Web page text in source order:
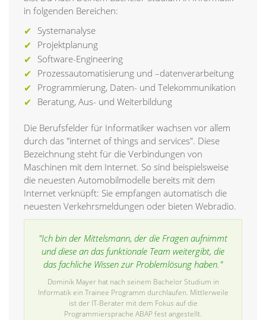
in folgenden Bereichen:
Systemanalyse
Projektplanung
Software-Engineering
Prozessautomatisierung und –datenverarbeitung
Programmierung, Daten- und Telekommunikation
Beratung, Aus- und Weiterbildung
Die Berufsfelder für Informatiker wachsen vor allem
durch das "internet of things and services". Diese
Bezeichnung steht für die Verbindungen von
Maschinen mit dem Internet. So sind beispielsweise
die neuesten Automobilmodelle bereits mit dem
Internet verknüpft: Sie empfangen automatisch die
neuesten Verkehrsmeldungen oder bieten Webradio.
"Ich bin der Mittelsmann, der die Fragen aufnimmt
und diese an das funktionale Team weitergibt, die
das fachliche Wissen zur Problemlösung haben."
Dominik Mayer hat nach seinem Bachelor Studium in
Informatik ein Trainee Programm durchlaufen. Mittlerweile
ist der IT-Berater mit dem Fokus auf die
Programmiersprache ABAP fest angestellt.